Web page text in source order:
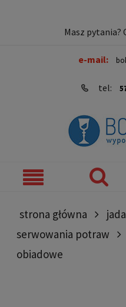
Masz pytania?
e-mail:
tel:
strona główna
serwowania potraw
obiadowe